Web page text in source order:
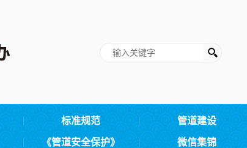
标准规范 管道建设
《管道安全保护》 微信集锦